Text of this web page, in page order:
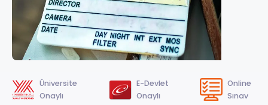
Üniversite
Onaylı
E-Devlet
Onaylı
Online
Sınav